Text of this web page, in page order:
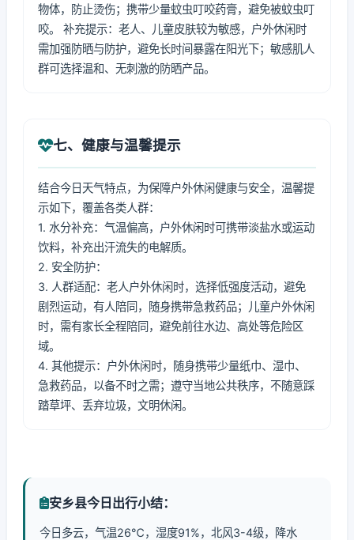
物体，防止烫伤；携带少量蚊虫叮咬药膏，避免被蚊虫叮
咬。 补充提示：老人、儿童皮肤较为敏感，户外休闲时
需加强防晒与防护，避免长时间暴露在阳光下；敏感肌人
群可选择温和、无刺激的防晒产品。
七、健康与温馨提示
结合今日天气特点，为保障户外休闲健康与安全，温馨提
示如下，覆盖各类人群：
1. 水分补充：气温偏高，户外休闲时可携带淡盐水或运动
饮料，补充出汗流失的电解质。
2. 安全防护：
3. 人群适配：老人户外休闲时，选择低强度活动，避免
剧烈运动，有人陪同，随身携带急救药品；儿童户外休闲
时，需有家长全程陪同，避免前往水边、高处等危险区
域。
4. 其他提示：户外休闲时，随身携带少量纸巾、湿巾、
急救药品，以备不时之需；遵守当地公共秩序，不随意踩
踏草坪、丢弃垃圾，文明休闲。
安乡县今日出行小结：
今日多云，气温26℃，湿度91%，北风3-4级，降水